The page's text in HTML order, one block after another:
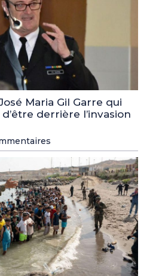
Maria Gil Garre qui
d’être derrière l’invasion